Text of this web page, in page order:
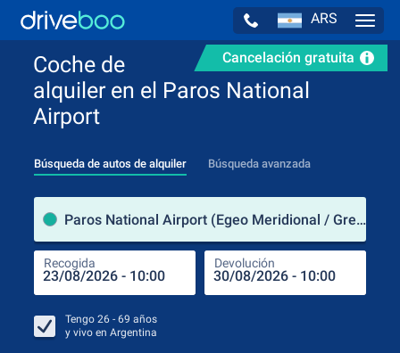
ARS
Cancelación gratuita
Coche de
alquiler en el Paros National
Airport
Búsqueda de autos de alquiler Búsqueda avanzada
Paros National Airport (Egeo Meridional / Grecia)
Recogida Devolución
Tengo 26 - 69 años
y vivo en Argentina